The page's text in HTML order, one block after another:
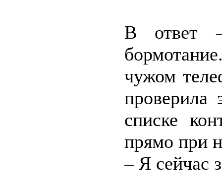
В ответ
чужом
проверила
списке
прямо при
– Я сейчас